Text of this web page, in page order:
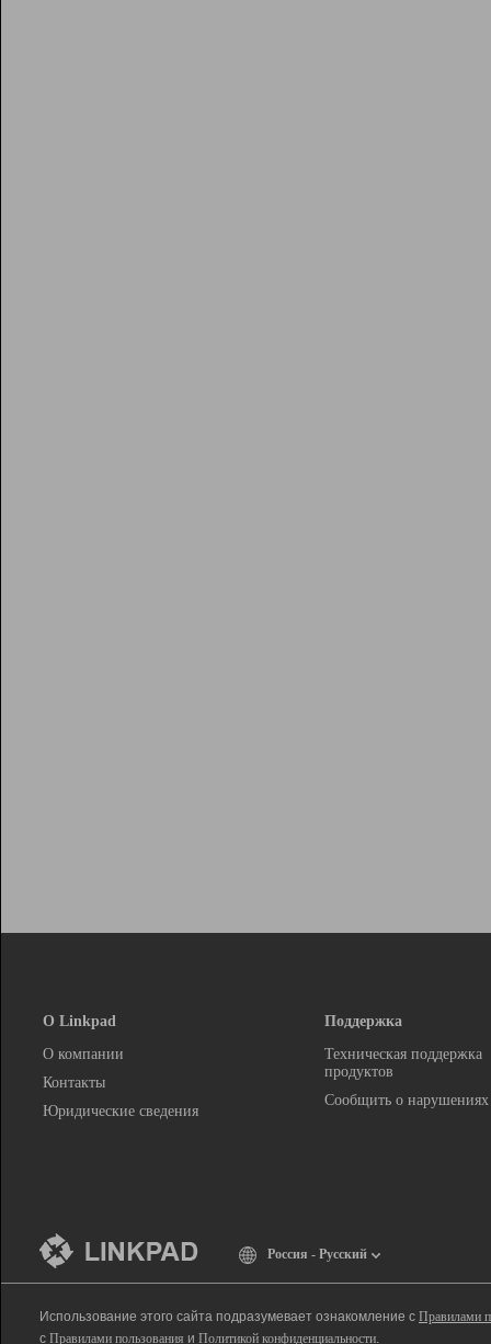
О Linkpad
О компании
Контакты
Юридические сведения
Поддержка
Техническая поддержка
продуктов
Сообщить о нарушениях
Россия - Русский
Использование этого сайта подразумевает ознакомление с Правилами
с Правилами пользования и Политикой конфиденциальности.